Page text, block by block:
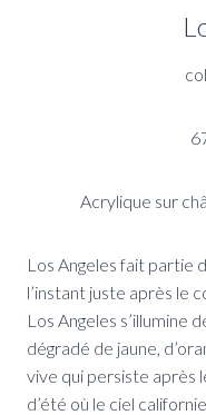
Acrylique sur
Los Angeles fait partie
l’instant juste après le
Los Angeles s’illumine
dégradé de jaune,
vive qui persiste après
d’été où le ciel